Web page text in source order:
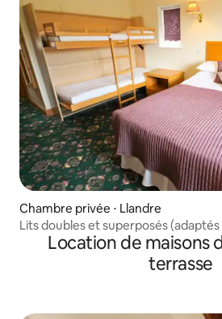
Chambre privée ⋅ Llandre
Lits doubles et superposés
Location de maisons
terrasse